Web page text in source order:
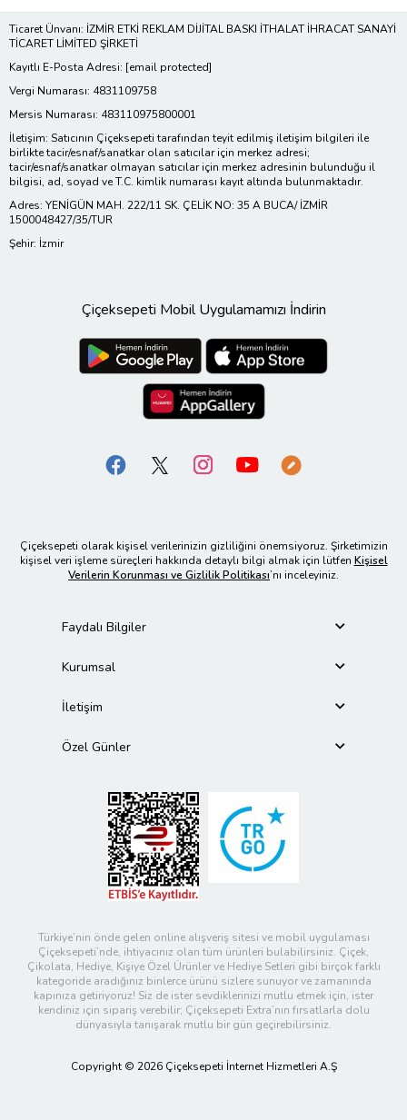
Ticaret Ünvanı: İZMİR ETKİ REKLAM DİJİTAL BASKI İTHALAT İHRACAT SANAYİ
TİCARET LİMİTED ŞİRKETİ
Kayıtlı E-Posta Adresi: [email protected]
Vergi Numarası: 4831109758
Mersis Numarası: 483110975800001
İletişim: Satıcının Çiçeksepeti tarafından teyit edilmiş iletişim bilgileri ile
birlikte tacir/esnaf/sanatkar olan satıcılar için merkez adresi;
tacir/esnaf/sanatkar olmayan satıcılar için merkez adresinin bulunduğu il
bilgisi, ad, soyad ve T.C. kimlik numarası kayıt altında bulunmaktadır.
Adres: YENİGÜN MAH. 222/11 SK. ÇELİK NO: 35 A BUCA/ İZMİR
1500048427/35/TUR
Şehir: İzmir
Çiçeksepeti Mobil Uygulamamızı İndirin
Çiçeksepeti olarak kişisel verilerinizin gizliliğini önemsiyoruz. Şirketimizin
kişisel veri işleme süreçleri hakkında detaylı bilgi almak için lütfen Kişisel
Verilerin Korunması ve Gizlilik Politikası’nı inceleyiniz.
Faydalı Bilgiler
Kurumsal
İletişim
Özel Günler
Türkiye’nin önde gelen online alışveriş sitesi ve mobil uygulaması
Çiçeksepeti’nde, ihtiyacınız olan tüm ürünleri bulabilirsiniz. Çiçek,
Çikolata, Hediye, Kişiye Özel Ürünler ve Hediye Setleri gibi birçok farklı
kategoride aradığınız binlerce ürünü sizlere sunuyor ve zamanında
kapınıza getiriyoruz! Siz de ister sevdiklerinizi mutlu etmek için, ister
kendiniz için sipariş verebilir; Çiçeksepeti Extra’nın fırsatlarla dolu
dünyasıyla tanışarak mutlu bir gün geçirebilirsiniz.
Copyright © 2026 Çiçeksepeti İnternet Hizmetleri A.Ş